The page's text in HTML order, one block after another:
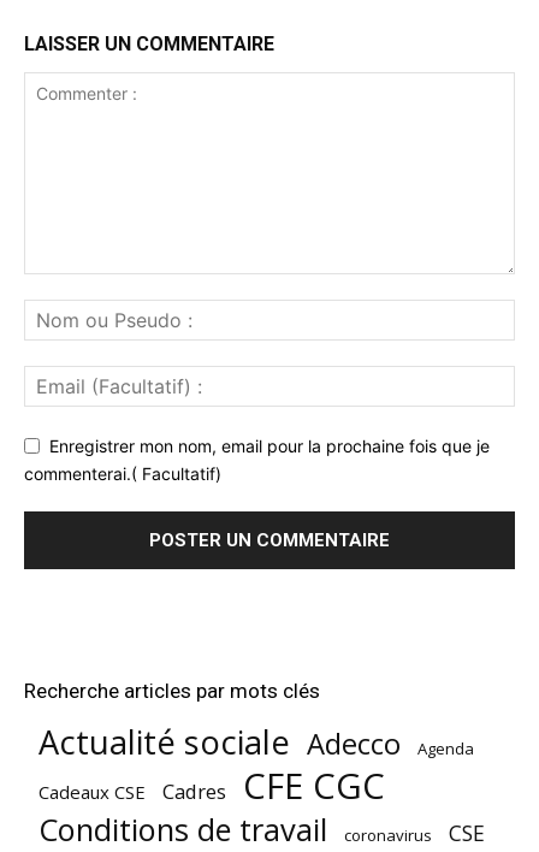
LAISSER UN COMMENTAIRE
Enregistrer mon nom, email pour la prochaine fois que je
commenterai.( Facultatif)
Recherche articles par mots clés
Actualité sociale Adecco Agenda
Cadeaux CSE Cadres CFE CGC
Conditions de travail coronavirus CSE